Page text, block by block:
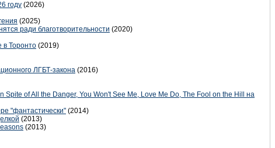
году (2026)
(2025)
ради благотворительности (2020)
в Торонто (2019)
ЛГБТ-закона (2016)
of All the Danger, You Won't See Me, Love Me Do, The Fool on the Hill на
"фантастически" (2014)
(2013)
(2013)